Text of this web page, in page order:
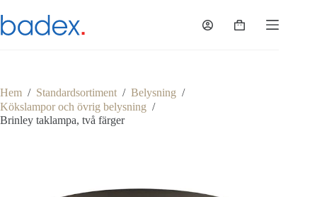
till
innehåll
Varukorg
Hem / Standardsortiment / Belysning /
Kökslampor och övrig belysning /
Brinley taklampa, två färger